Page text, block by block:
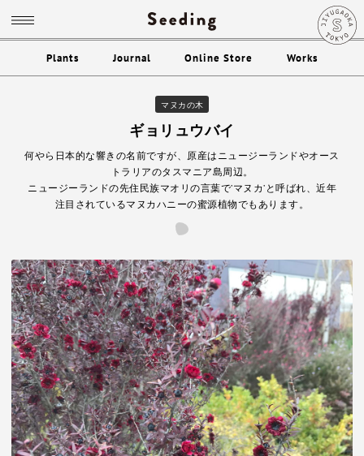
Plants Journal Online Store Works
マヌカの木
ギョリュウバイ
何やら日本的な響きの名前ですが、原産はニュージーランドやオース
トラリアのタスマニア島周辺。
ニュージーランドの先住民族マオリの言葉で’マヌカ’と呼ばれ、近年
注目されているマヌカハニーの蜜源植物でもあります。